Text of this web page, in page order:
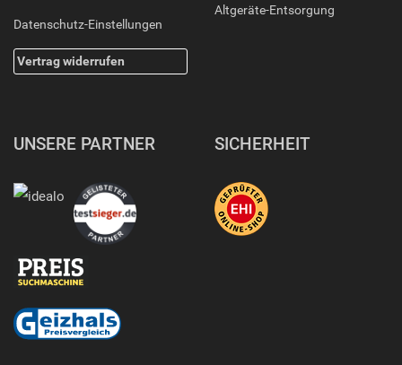
Datenschutz-Einstellungen
Vertrag widerrufen
Altgeräte-Entsorgung
UNSERE PARTNER SICHERHEIT